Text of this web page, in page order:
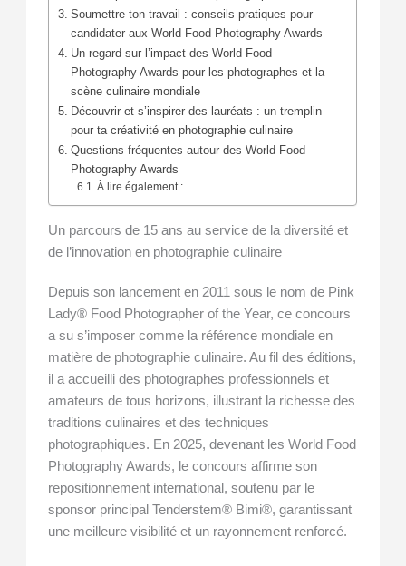
Soumettre ton travail : conseils pratiques pour
candidater aux World Food Photography Awards
Un regard sur l’impact des World Food
Photography Awards pour les photographes et la
scène culinaire mondiale
Découvrir et s’inspirer des lauréats : un tremplin
pour ta créativité en photographie culinaire
Questions fréquentes autour des World Food
Photography Awards
À lire également :
Un parcours de 15 ans au service de la diversité et
de l’innovation en photographie culinaire
Depuis son lancement en 2011 sous le nom de Pink
Lady® Food Photographer of the Year, ce concours
a su s’imposer comme la référence mondiale en
matière de photographie culinaire. Au fil des éditions,
il a accueilli des photographes professionnels et
amateurs de tous horizons, illustrant la richesse des
traditions culinaires et des techniques
photographiques. En 2025, devenant les World Food
Photography Awards, le concours affirme son
repositionnement international, soutenu par le
sponsor principal Tenderstem® Bimi®, garantissant
une meilleure visibilité et un rayonnement renforcé.